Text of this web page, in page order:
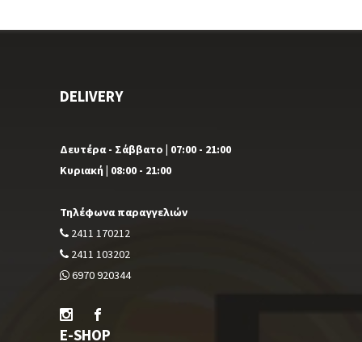
DELIVERY
Δευτέρα - Σάββατο | 07:00 - 21:00
Κυριακή | 08:00 - 21:00
Τηλέφωνα παραγγελιών
2411 170212
2411 103202
6970 920344
E-SHOP